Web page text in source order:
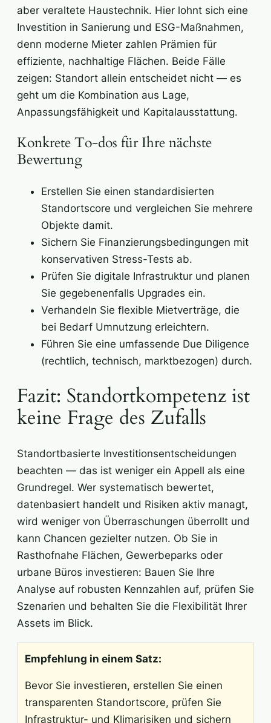
aber veraltete Haustechnik. Hier lohnt sich eine
Investition in Sanierung und ESG-Maßnahmen,
denn moderne Mieter zahlen Prämien für
effiziente, nachhaltige Flächen. Beide Fälle
zeigen: Standort allein entscheidet nicht — es
geht um die Kombination aus Lage,
Anpassungsfähigkeit und Kapitalausstattung.
Konkrete To-dos für Ihre nächste
Bewertung
Erstellen Sie einen standardisierten
Standortscore und vergleichen Sie mehrere
Objekte damit.
Sichern Sie Finanzierungsbedingungen mit
konservativen Stress-Tests ab.
Prüfen Sie digitale Infrastruktur und planen
Sie gegebenenfalls Upgrades ein.
Verhandeln Sie flexible Mietverträge, die
bei Bedarf Umnutzung erleichtern.
Führen Sie eine umfassende Due Diligence
(rechtlich, technisch, marktbezogen) durch.
Fazit: Standortkompetenz ist
keine Frage des Zufalls
Standortbasierte Investitionsentscheidungen
beachten — das ist weniger ein Appell als eine
Grundregel. Wer systematisch bewertet,
datenbasiert handelt und Risiken aktiv managt,
wird weniger von Überraschungen überrollt und
kann Chancen gezielter nutzen. Ob Sie in
Rasthofnahe Flächen, Gewerbeparks oder
urbane Büros investieren: Bauen Sie Ihre
Analyse auf robusten Kennzahlen auf, prüfen Sie
Szenarien und behalten Sie die Flexibilität Ihrer
Assets im Blick.
Empfehlung in einem Satz:
Bevor Sie investieren, erstellen Sie einen
transparenten Standortscore, prüfen Sie
Infrastruktur- und Klimarisiken und sichern